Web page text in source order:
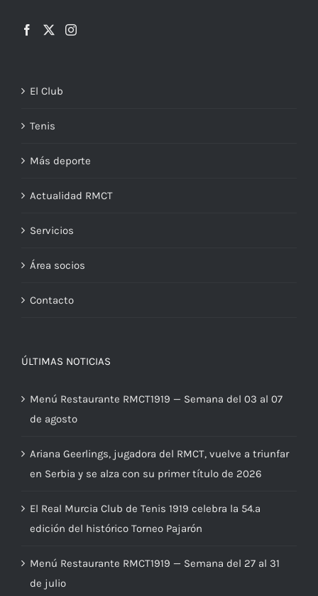
El Club
Tenis
Más deporte
Actualidad RMCT
Servicios
Área socios
Contacto
ÚLTIMAS NOTICIAS
Menú Restaurante RMCT1919 — Semana del 03 al 07
de agosto
Ariana Geerlings, jugadora del RMCT, vuelve a triunfar
en Serbia y se alza con su primer título de 2026
El Real Murcia Club de Tenis 1919 celebra la 54.ª
edición del histórico Torneo Pajarón
Menú Restaurante RMCT1919 — Semana del 27 al 31
de julio